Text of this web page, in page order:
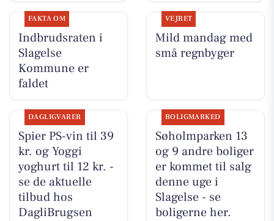
FAKTA OM
Indbrudsraten i
Slagelse
Kommune er
faldet
VEJRET
Mild mandag med
små regnbyger
DAGLIGVARER
Spier PS-vin til 39
kr. og Yoggi
yoghurt til 12 kr. -
se de aktuelle
tilbud hos
DagliBrugsen
BOLIGMARKED
Søholmparken 13
og 9 andre boliger
er kommet til salg
denne uge i
Slagelse - se
boligerne her.